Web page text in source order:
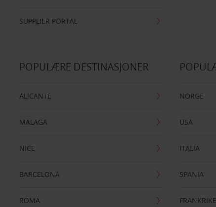
SUPPLIER PORTAL
POPULÆRE DESTINASJONER
ALICANTE
MALAGA
NICE
BARCELONA
ROMA
NORGE
USA
ITALIA
SPANIA
FRANKRIKE